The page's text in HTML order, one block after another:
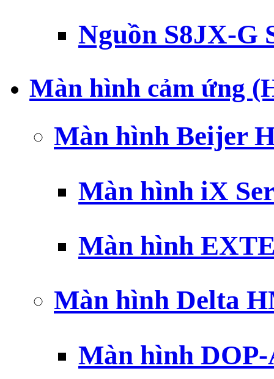
Nguồn S8JX-G
Màn hình cảm ứng
Màn hình Beijer
Màn hình iX
Màn hình
Màn hình Delta
Màn hình DOP-